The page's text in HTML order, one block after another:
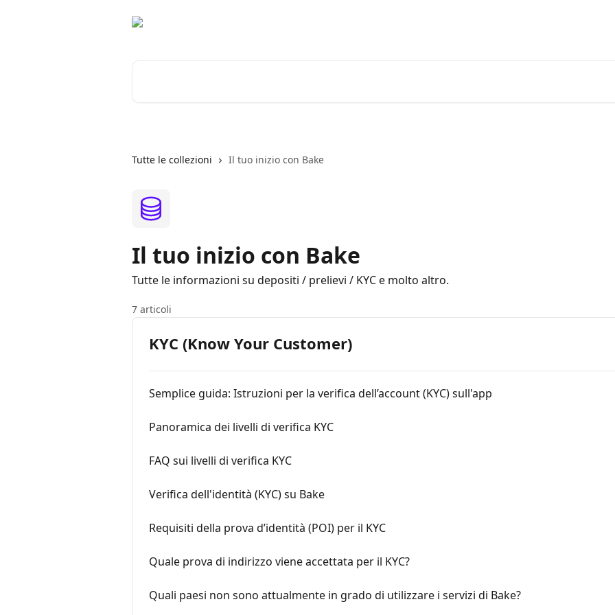
Tutte le collezioni Il tuo inizio con Bake
Il tuo inizio con Bake
Tutte le informazioni su depositi / prelievi / KYC e molto altro.
7 articoli
KYC (Know Your Customer)
Semplice guida: Istruzioni per la verifica dell’account (KYC) sull'app
Panoramica dei livelli di verifica KYC
FAQ sui livelli di verifica KYC
Verifica dell'identità (KYC) su Bake
Requisiti della prova d’identità (POI) per il KYC
Quale prova di indirizzo viene accettata per il KYC?
Quali paesi non sono attualmente in grado di utilizzare i servizi di Bake?